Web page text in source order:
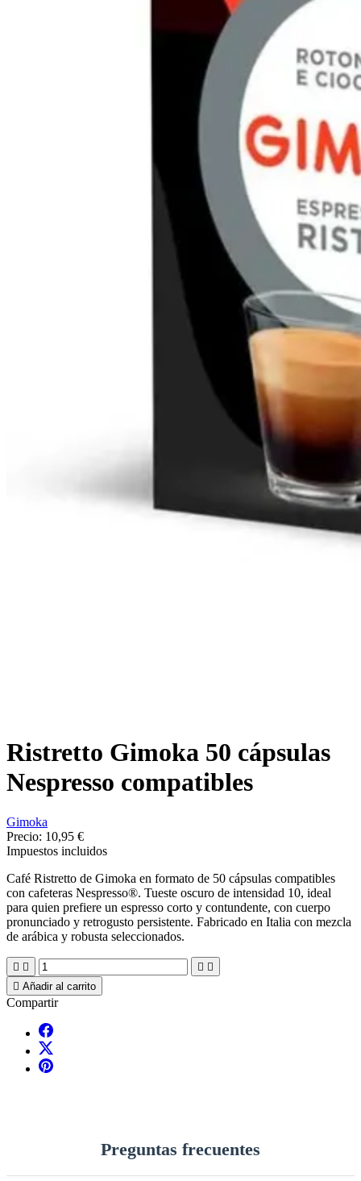
Ristretto Gimoka 50 cápsulas
Nespresso compatibles
Gimoka
Precio: 10,95 €
Impuestos incluidos
Café Ristretto de Gimoka en formato de 50 cápsulas compatibles
con cafeteras Nespresso®. Tueste oscuro de intensidad 10, ideal
para quien prefiere un espresso corto y contundente, con cuerpo
pronunciado y retrogusto persistente. Fabricado en Italia con mezcla
de arábica y robusta seleccionados.
   
 Añadir al carrito
Compartir
Preguntas frecuentes